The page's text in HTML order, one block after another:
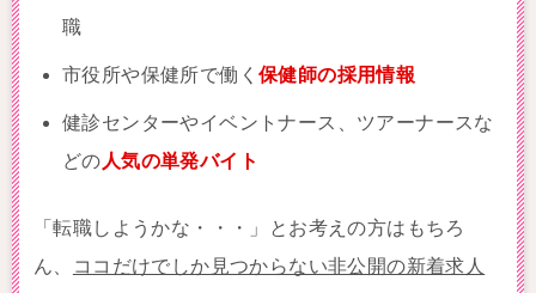
職
市役所や保健所で働く 保健師の採用情報
健診センターやイベントナース、ツアーナースな
どの 人気の単発バイト
「転職しようかな・・・」とお考えの方はもちろ
ん、
ココだけでしか見つからない非公開の新着求人